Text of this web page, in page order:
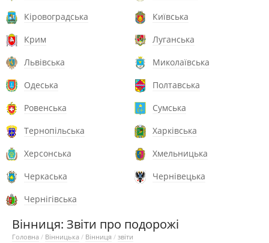
Кіровоградська
Київська
Крим
Луганська
Львівська
Миколаївська
Одеська
Полтавська
Ровенська
Сумська
Тернопільська
Харківська
Херсонська
Хмельницька
Черкаська
Чернівецька
Чернігівська
Вінниця: Звіти про подорожі
Головна / Вінницька / Вінниця / звіти